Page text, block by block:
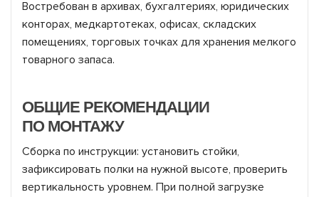
Востребован в архивах, бухгалтериях, юридических
конторах, медкартотеках, офисах, складских
помещениях, торговых точках для хранения мелкого
товарного запаса.
ОБЩИЕ РЕКОМЕНДАЦИИ
ПО МОНТАЖУ
Сборка по инструкции: установить стойки,
зафиксировать полки на нужной высоте, проверить
вертикальность уровнем. При полной загрузке